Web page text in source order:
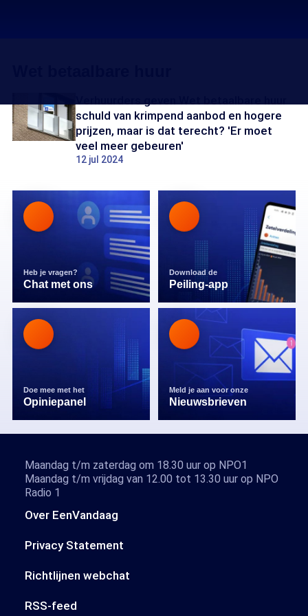
schuld van krimpend aanbod en hogere
prijzen, maar is dat terecht? 'Er moet
veel meer gebeuren'
12 jul 2024
Heb je vragen?
Chat met ons
Download de
Peiling-app
Doe mee met het
Opiniepanel
Meld je aan voor onze
Nieuwsbrieven
Over EenVandaag
Privacy Statement
Richtlijnen webchat
RSS-feed
Maandag t/m zaterdag om 18.30 uur op NPO1
Maandag t/m vrijdag van 12.00 tot 13.30 uur op NPO
Radio 1